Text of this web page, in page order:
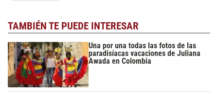
TAMBIÉN TE PUEDE INTERESAR
Una por una todas las fotos de las
paradisíacas vacaciones de Juliana
Awada en Colombia